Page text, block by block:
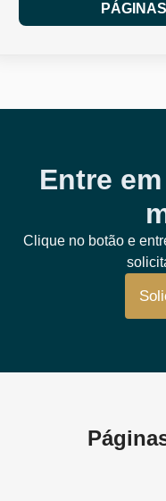
Entre
Clique no botão e